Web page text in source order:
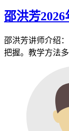
邵洪芳
邵洪芳讲师介绍
把握。教学方法